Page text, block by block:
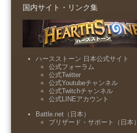
国内サイト・リンク集
ハースストーン 日本公式サイト
公式フォーラム
公式Twitter
公式Youtubeチャンネル
公式Twitchチャンネル
公式LINEアカウント
Battle.net（日本）
ブリザード・サポート（日本）